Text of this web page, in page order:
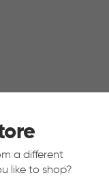
a different
like to shop?